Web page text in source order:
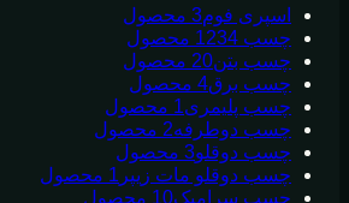
اسپری فوم3 محصول
چسب 123 4 محصول
چسب بتن20 محصول
چسب برق4 محصول
چسب پلیمری1 محصول
چسب دوطرفه2 محصول
چسب دوقلو3 محصول
چسب دوقلو مات زیپر 1 محصول
چسب سرامیک10 محصول